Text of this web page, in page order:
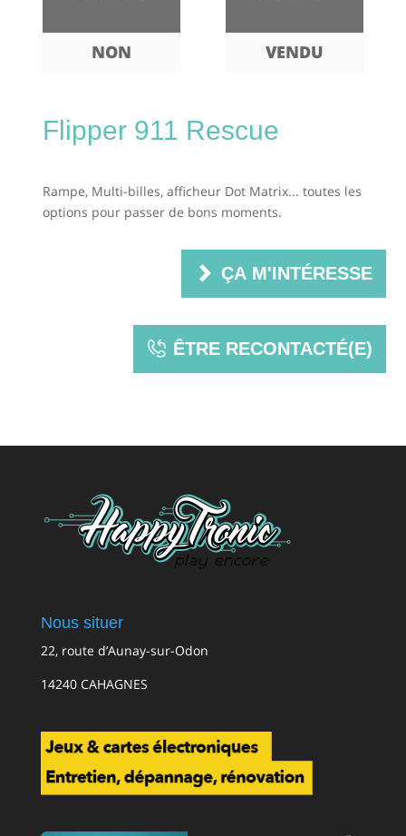
NON VENDU
Flipper 911 Rescue
Rampe, Multi-billes, afficheur Dot Matrix... toutes les
options pour passer de bons moments.
ÇA M'INTÉRESSE
ÊTRE RECONTACTÉ(E)
Nous situer
22, route d’Aunay-sur-Odon
14240 CAHAGNES